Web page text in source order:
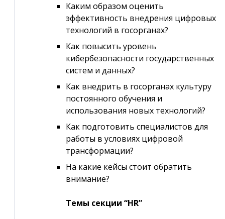
Каким образом оценить
эффективность внедрения цифровых
технологий в госорганах?
Как повысить уровень
кибербезопасности государственных
систем и данных?
Как внедрить в госорганах культуру
постоянного обучения и
использования новых технологий?
Как подготовить специалистов для
работы в условиях цифровой
трансформации?
На какие кейсы стоит обратить
внимание?
Темы секции “HR”